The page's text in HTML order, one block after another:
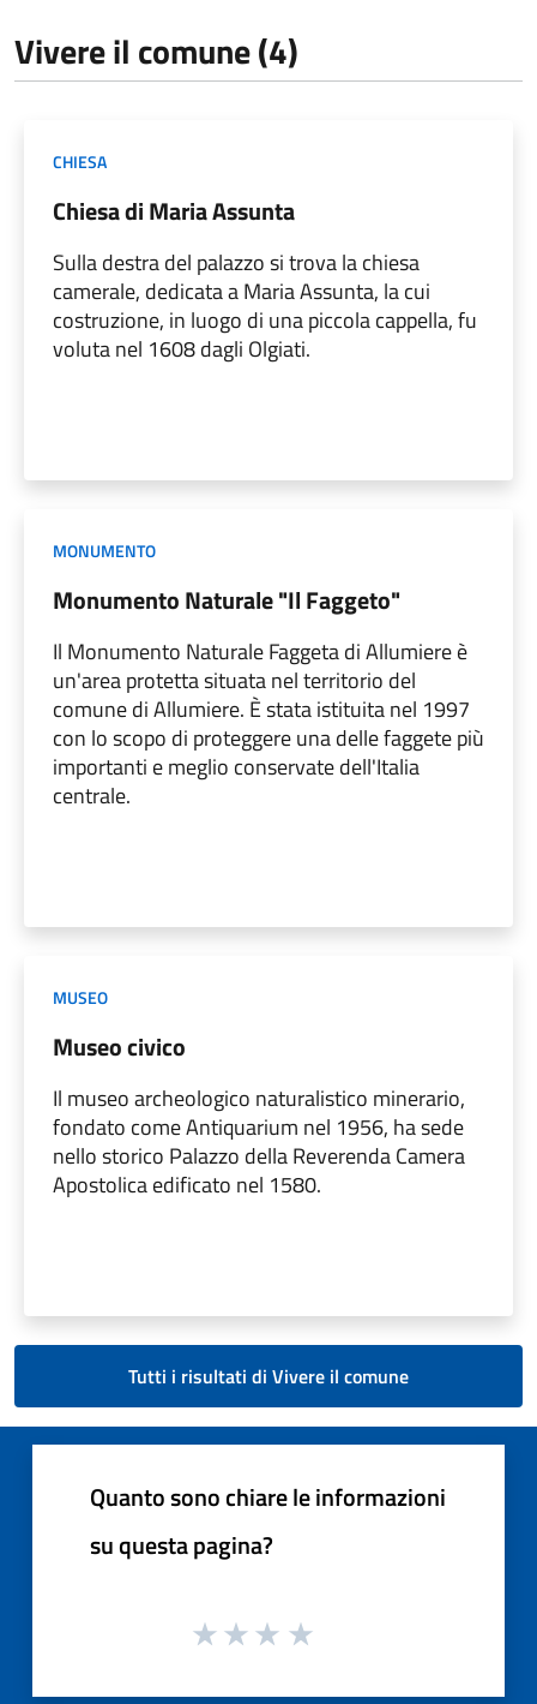
Vivere il comune (4)
CHIESA
Chiesa di Maria Assunta
Sulla destra del palazzo si trova la chiesa
camerale, dedicata a Maria Assunta, la cui
costruzione, in luogo di una piccola cappella, fu
voluta nel 1608 dagli Olgiati.
MONUMENTO
Monumento Naturale "Il Faggeto"
Il Monumento Naturale Faggeta di Allumiere è
un'area protetta situata nel territorio del
comune di Allumiere. È stata istituita nel 1997
con lo scopo di proteggere una delle faggete più
importanti e meglio conservate dell'Italia
centrale.
MUSEO
Museo civico
Il museo archeologico naturalistico minerario,
fondato come Antiquarium nel 1956, ha sede
nello storico Palazzo della Reverenda Camera
Apostolica edificato nel 1580.
Tutti i risultati di Vivere il comune
Quanto sono chiare le informazioni
su questa pagina?